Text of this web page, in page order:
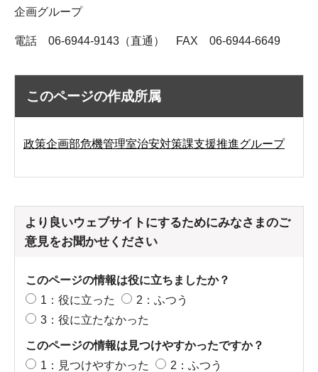
企画グループ
電話 06-6944-9143（直通） FAX 06-6944-6649
このページの作成所属
政策企画部危機管理室治安対策課支援推進グループ
より良いウェブサイトにするためにみなさまのご
意見をお聞かせください
このページの情報は役に立ちましたか？
1：役に立った
2：ふつう
3：役に立たなかった
このページの情報は見つけやすかったですか？
1：見つけやすかった
2：ふつう